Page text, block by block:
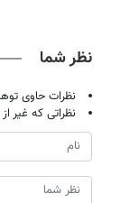
نظر شما
نظرات حاوی
نظراتی که غیر